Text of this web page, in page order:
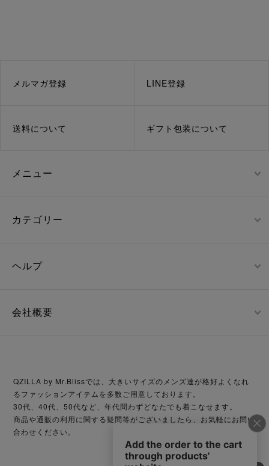
メルマガ登録 LINE登録
送料について ギフト包装について
メニュー
カテゴリー
ヘルプ
会社概要
QZILLA by Mr.Blissでは、大きいサイズのメンズ達が格好よくなれ
るファッションアイテムを多数ご用意しております。
30代、40代、50代など、年代問わずどなたでも着こなせます。
商品や通販の利用に関する疑問等がございましたら、お気軽にお問い
合わせください。